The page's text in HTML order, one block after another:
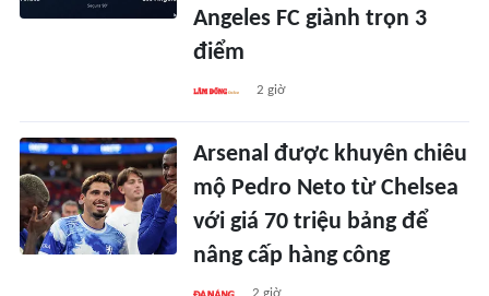
Angeles FC giành trọn 3
điểm
2 giờ
Arsenal được khuyên chiêu
mộ Pedro Neto từ Chelsea
với giá 70 triệu bảng để
nâng cấp hàng công
2 giờ